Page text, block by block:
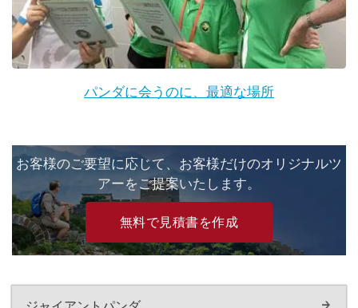
パンダに会うのに、最適な場所
お客様のご要望に応じて、お客様だけのオリジナルツ
アーをご提案いたします。
無料で見積書を作成